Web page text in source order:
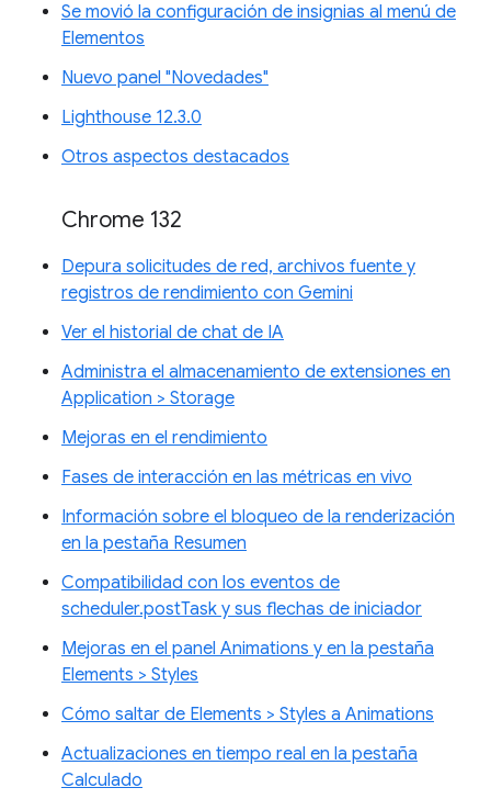
Se movió la configuración de insignias al menú de
Elementos
Nuevo panel "Novedades"
Lighthouse 12.3.0
Otros aspectos destacados
Chrome 132
Depura solicitudes de red, archivos fuente y
registros de rendimiento con Gemini
Ver el historial de chat de IA
Administra el almacenamiento de extensiones en
Application > Storage
Mejoras en el rendimiento
Fases de interacción en las métricas en vivo
Información sobre el bloqueo de la renderización
en la pestaña Resumen
Compatibilidad con los eventos de
scheduler.postTask y sus flechas de iniciador
Mejoras en el panel Animations y en la pestaña
Elements > Styles
Cómo saltar de Elements > Styles a Animations
Actualizaciones en tiempo real en la pestaña
Calculado